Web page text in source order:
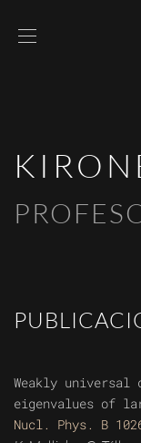
Weakly universal
eigenvalues of
Nucl. Phys. B